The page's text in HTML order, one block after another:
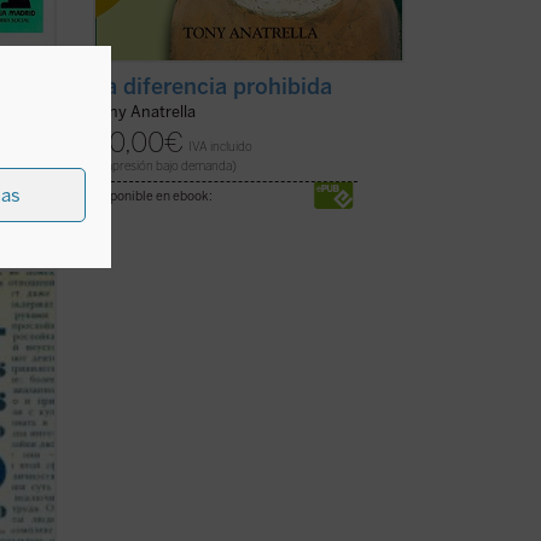
La diferencia prohibida
Tony Anatrella
30,00€ IVA incluido
(Impresión bajo demanda)
disponible en ebook:
había